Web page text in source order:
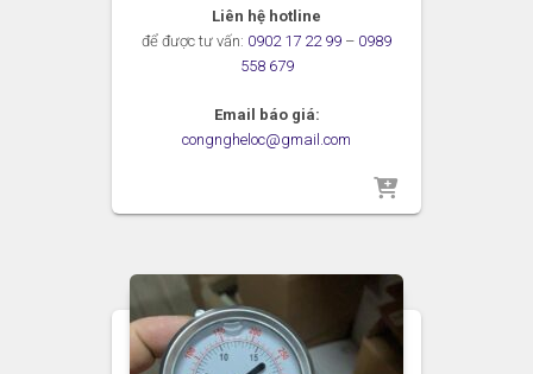
Liên hệ hotline
để được tư vấn: 0902 17 22 99 – 0989
558 679
Email báo giá:
congngheloc@gmail.com